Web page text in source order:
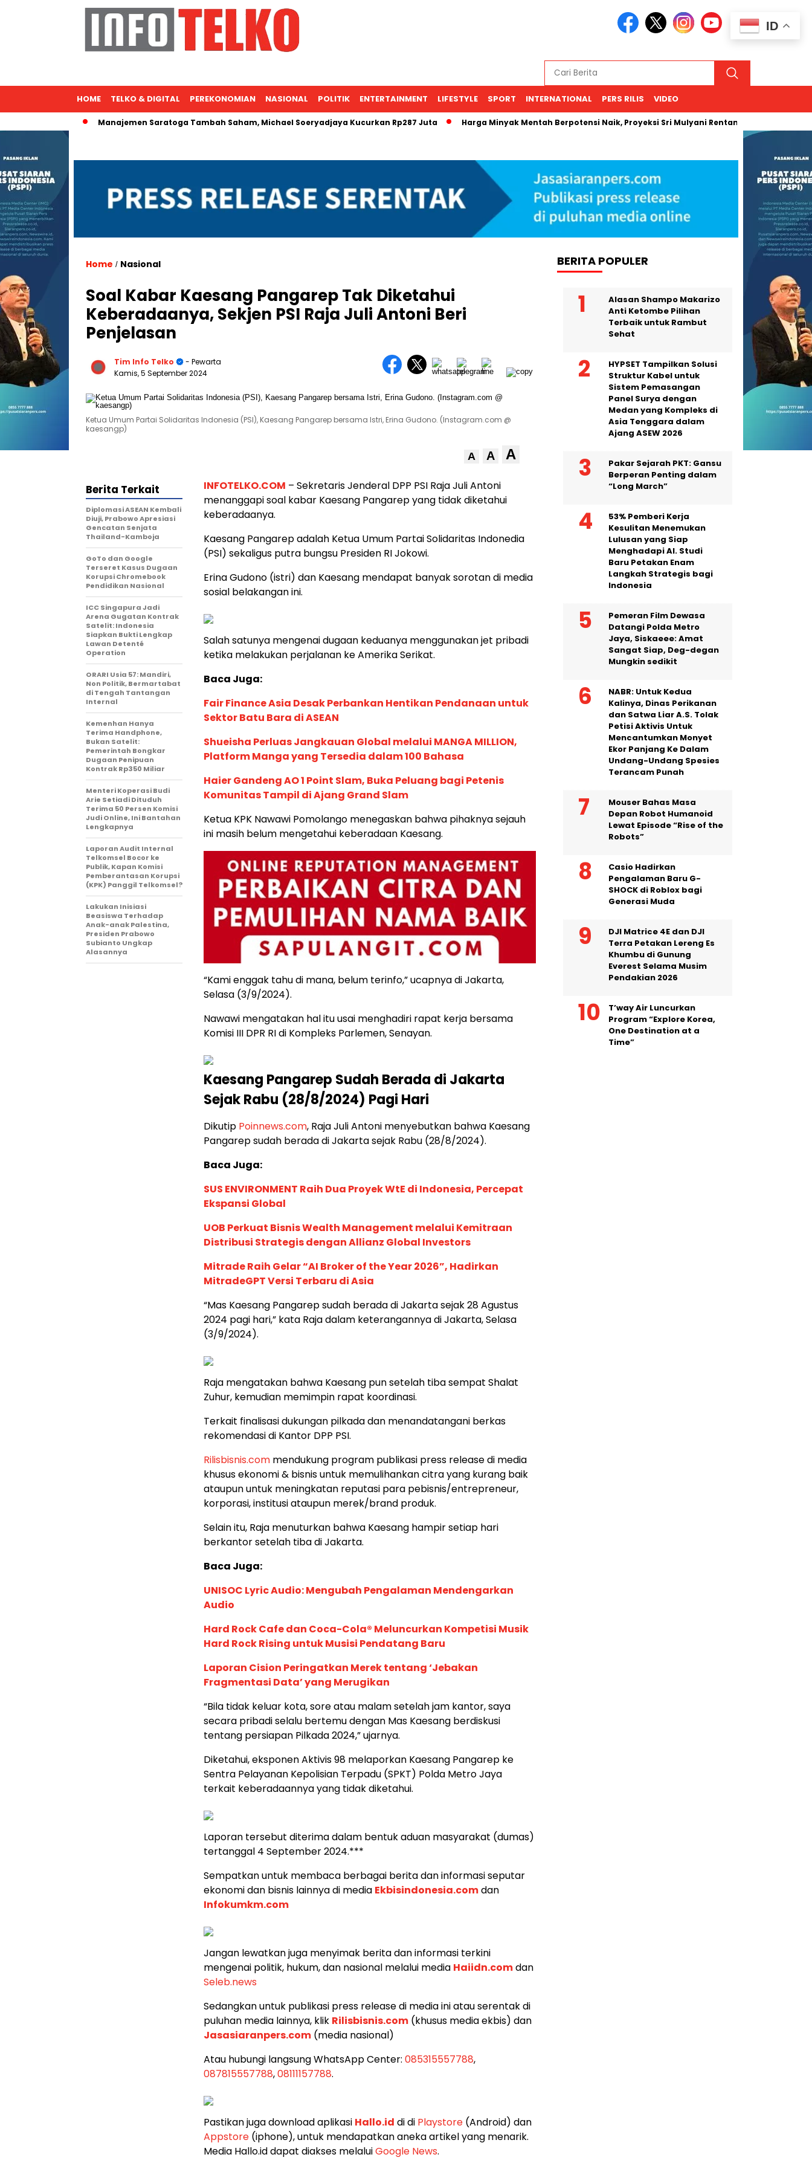
HOME TELKO & DIGITAL PEREKONOMIAN NASIONAL POLITIK ENTERTAINMENT LIFESTYLE SPORT INTERNATIONAL PERS RILIS VIDEO
Manajemen Saratoga Tambah Saham, Michael Soeryadjaya Kucurkan Rp287 Juta Harga Minyak Mentah Berpotensi Naik, Proyeksi Sri Mulyani Rentang USD 66–94
Home / Nasional
Soal Kabar Kaesang Pangarep Tak Diketahui
Keberadaanya, Sekjen PSI Raja Juli Antoni Beri
Penjelasan
Tim Info Telko
- Pewarta
Kamis, 5 September 2024
Ketua Umum Partai Solidaritas Indonesia (PSI), Kaesang Pangarep bersama Istri, Erina Gudono. (Instagram.com @
kaesangp)
A A A
INFOTELKO.COM – Sekretaris Jenderal DPP PSI Raja Juli Antoni
menanggapi soal kabar Kaesang Pangarep yang tidak diketahui
keberadaanya.
Kaesang Pangarep adalah Ketua Umum Partai Solidaritas Indonedia
(PSI) sekaligus putra bungsu Presiden RI Jokowi.
Erina Gudono (istri) dan Kaesang mendapat banyak sorotan di media
sosial belakangan ini.
Salah satunya mengenai dugaan keduanya menggunakan jet pribadi
ketika melakukan perjalanan ke Amerika Serikat.
Baca Juga:
Fair Finance Asia Desak Perbankan Hentikan Pendanaan untuk
Sektor Batu Bara di ASEAN
Shueisha Perluas Jangkauan Global melalui MANGA MILLION,
Platform Manga yang Tersedia dalam 100 Bahasa
Haier Gandeng AO 1 Point Slam, Buka Peluang bagi Petenis
Komunitas Tampil di Ajang Grand Slam
Ketua KPK Nawawi Pomolango menegaskan bahwa pihaknya sejauh
ini masih belum mengetahui keberadaan Kaesang.
“Kami enggak tahu di mana, belum terinfo,” ucapnya di Jakarta,
Selasa (3/9/2024).
Nawawi mengatakan hal itu usai menghadiri rapat kerja bersama
Komisi III DPR RI di Kompleks Parlemen, Senayan.
Kaesang Pangarep Sudah Berada di Jakarta
Sejak Rabu (28/8/2024) Pagi Hari
Dikutip Poinnews.com, Raja Juli Antoni menyebutkan bahwa Kaesang
Pangarep sudah berada di Jakarta sejak Rabu (28/8/2024).
Baca Juga:
SUS ENVIRONMENT Raih Dua Proyek WtE di Indonesia, Percepat
Ekspansi Global
UOB Perkuat Bisnis Wealth Management melalui Kemitraan
Distribusi Strategis dengan Allianz Global Investors
Mitrade Raih Gelar “AI Broker of the Year 2026”, Hadirkan
MitradeGPT Versi Terbaru di Asia
“Mas Kaesang Pangarep sudah berada di Jakarta sejak 28 Agustus
2024 pagi hari,” kata Raja dalam keterangannya di Jakarta, Selasa
(3/9/2024).
Raja mengatakan bahwa Kaesang pun setelah tiba sempat Shalat
Zuhur, kemudian memimpin rapat koordinasi.
Terkait finalisasi dukungan pilkada dan menandatangani berkas
rekomendasi di Kantor DPP PSI.
Rilisbisnis.com mendukung program publikasi press release di media
khusus ekonomi & bisnis untuk memulihankan citra yang kurang baik
ataupun untuk meningkatan reputasi para pebisnis/entrepreneur,
korporasi, institusi ataupun merek/brand produk.
Selain itu, Raja menuturkan bahwa Kaesang hampir setiap hari
berkantor setelah tiba di Jakarta.
Baca Juga:
UNISOC Lyric Audio: Mengubah Pengalaman Mendengarkan
Audio
Hard Rock Cafe dan Coca-Cola® Meluncurkan Kompetisi Musik
Hard Rock Rising untuk Musisi Pendatang Baru
Laporan Cision Peringatkan Merek tentang ‘Jebakan
Fragmentasi Data’ yang Merugikan
“Bila tidak keluar kota, sore atau malam setelah jam kantor, saya
secara pribadi selalu bertemu dengan Mas Kaesang berdiskusi
tentang persiapan Pilkada 2024,” ujarnya.
Diketahui, eksponen Aktivis 98 melaporkan Kaesang Pangarep ke
Sentra Pelayanan Kepolisian Terpadu (SPKT) Polda Metro Jaya
terkait keberadaannya yang tidak diketahui.
Laporan tersebut diterima dalam bentuk aduan masyarakat (dumas)
tertanggal 4 September 2024.***
Sempatkan untuk membaca berbagai berita dan informasi seputar
ekonomi dan bisnis lainnya di media Ekbisindonesia.comdan
Infokumkm.com
Jangan lewatkan juga menyimak berita dan informasi terkini
mengenai politik, hukum, dan nasional melalui media Haiidn.comdan
Seleb.news
Sedangkan untuk publikasi press release di media ini atau serentak di
puluhan media lainnya, klik Rilisbisnis.com (khusus media ekbis) dan
Jasasiaranpers.com (media nasional)
Atau hubungi langsung WhatsApp Center: 085315557788,
087815557788,08111157788.
Pastikan juga download aplikasi Hallo.id di di Playstore (Android) dan
Appstore (iphone), untuk mendapatkan aneka artikel yang menarik.
Media Hallo.id dapat diakses melaluiGoogle News.
Berita Terkait
Diplomasi ASEAN Kembali
Diuji, Prabowo Apresiasi
Gencatan Senjata
Thailand-Kamboja
GoTo dan Google
Terseret Kasus Dugaan
Korupsi Chromebook
Pendidikan Nasional
ICC Singapura Jadi
Arena Gugatan Kontrak
Satelit: Indonesia
Siapkan Bukti Lengkap
Lawan Detenté
Operation
ORARI Usia 57: Mandiri,
Non Politik, Bermartabat
di Tengah Tantangan
Internal
Kemenhan Hanya
Terima Handphone,
Bukan Satelit:
Pemerintah Bongkar
Dugaan Penipuan
Kontrak Rp350 Miliar
Menteri Koperasi Budi
Arie Setiadi Dituduh
Terima 50 Persen Komisi
Judi Online, Ini Bantahan
Lengkapnya
Laporan Audit Internal
Telkomsel Bocor ke
Publik, Kapan Komisi
Pemberantasan Korupsi
(KPK) Panggil Telkomsel?
Lakukan Inisiasi
Beasiswa Terhadap
Anak-anak Palestina,
Presiden Prabowo
Subianto Ungkap
Alasannya
BERITA POPULER
Alasan Shampo Makarizo
Anti Ketombe Pilihan
Terbaik untuk Rambut
Sehat
HYPSET Tampilkan Solusi
Struktur Kabel untuk
Sistem Pemasangan
Panel Surya dengan
Medan yang Kompleks di
Asia Tenggara dalam
Ajang ASEW 2026
Pakar Sejarah PKT: Gansu
Berperan Penting dalam
“Long March”
53% Pemberi Kerja
Kesulitan Menemukan
Lulusan yang Siap
Menghadapi AI. Studi
Baru Petakan Enam
Langkah Strategis bagi
Indonesia
Pemeran Film Dewasa
Datangi Polda Metro
Jaya, Siskaeee: Amat
Sangat Siap, Deg-degan
Mungkin sedikit
NABR: Untuk Kedua
Kalinya, Dinas Perikanan
dan Satwa Liar A.S. Tolak
Petisi Aktivis Untuk
Mencantumkan Monyet
Ekor Panjang Ke Dalam
Undang-Undang Spesies
Terancam Punah
Mouser Bahas Masa
Depan Robot Humanoid
Lewat Episode “Rise of the
Robots”
Casio Hadirkan
Pengalaman Baru G-
SHOCK di Roblox bagi
Generasi Muda
DJI Matrice 4E dan DJI
Terra Petakan Lereng Es
Khumbu di Gunung
Everest Selama Musim
Pendakian 2026
T’way Air Luncurkan
Program “Explore Korea,
One Destination at a
Time”
ID